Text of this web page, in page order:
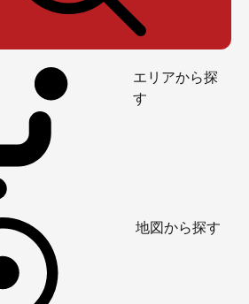
エリアから探
す
地図から探す